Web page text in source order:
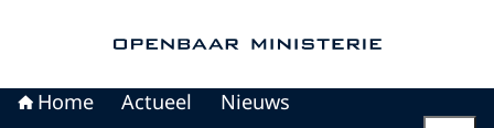
Home Actueel Nieuws